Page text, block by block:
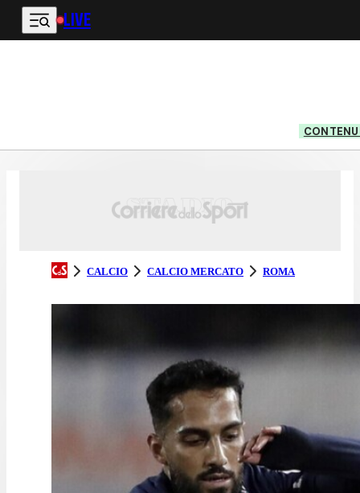
Vai al contenuto principale
LIVE
CALCIO CALCIO MERCATO ROMA